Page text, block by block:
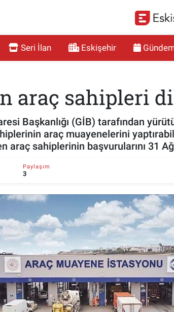
Seri İlan Eskişehir
araç sahipleri
Başkanlığı (GİB) tarafından
araç muayenelerini
araç sahiplerinin başvurularını 31
Paylaşım
3